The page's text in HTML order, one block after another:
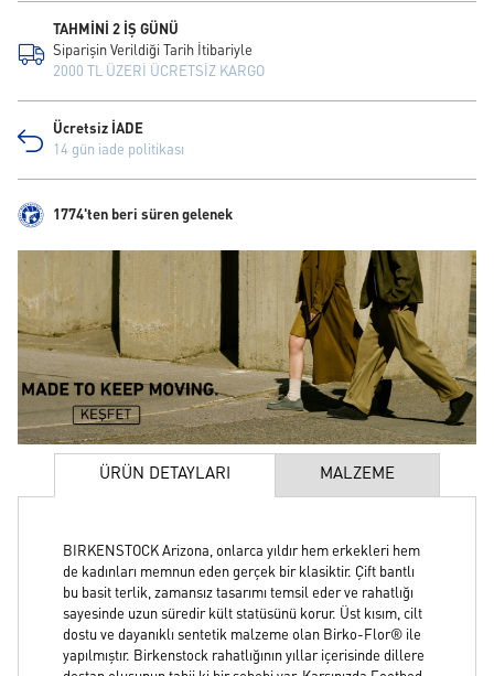
TAHMİNİ 2 İŞ GÜNÜ
Siparişin Verildiği Tarih İtibariyle
2000 TL ÜZERİ ÜCRETSİZ KARGO
Ücretsiz İADE
14 gün iade politikası
1774'ten beri süren gelenek
ÜRÜN DETAYLARI MALZEME
BIRKENSTOCK Arizona, onlarca yıldır hem erkekleri hem
de kadınları memnun eden gerçek bir klasiktir. Çift bantlı
bu basit terlik, zamansız tasarımı temsil eder ve rahatlığı
sayesinde uzun süredir kült statüsünü korur. Üst kısım, cilt
dostu ve dayanıklı sentetik malzeme olan Birko-Flor® ile
yapılmıştır. Birkenstock rahatlığının yıllar içerisinde dillere